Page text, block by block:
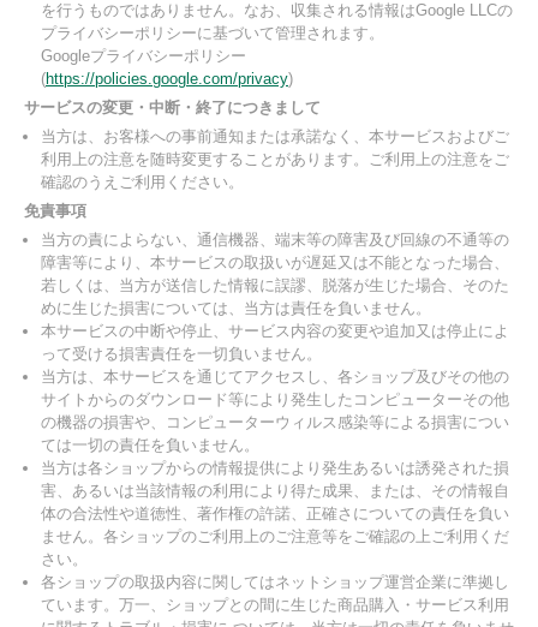
を行うものではありません。なお、収集される情報はGoogle LLCの
プライバシーポリシーに基づいて管理されます。
Googleプライバシーポリシー
(https://policies.google.com/privacy)
サービスの変更・中断・終了につきまして
当方は、お客様への事前通知または承諾なく、本サービスおよびご
利用上の注意を随時変更することがあります。ご利用上の注意をご
確認のうえご利用ください。
免責事項
当方の責によらない、通信機器、端末等の障害及び回線の不通等の
障害等により、本サービスの取扱いが遅延又は不能となった場合、
若しくは、当方が送信した情報に誤謬、脱落が生じた場合、そのた
めに生じた損害については、当方は責任を負いません。
本サービスの中断や停止、サービス内容の変更や追加又は停止によ
って受ける損害責任を一切負いません。
当方は、本サービスを通じてアクセスし、各ショップ及びその他の
サイトからのダウンロード等により発生したコンピューターその他
の機器の損害や、コンピューターウィルス感染等による損害につい
ては一切の責任を負いません。
当方は各ショップからの情報提供により発生あるいは誘発された損
害、あるいは当該情報の利用により得た成果、または、その情報自
体の合法性や道徳性、著作権の許諾、正確さについての責任を負い
ません。各ショップのご利用上のご注意等をご確認の上ご利用くだ
さい。
各ショップの取扱内容に関してはネットショップ運営企業に準拠し
ています。万一、ショップとの間に生じた商品購入・サービス利用